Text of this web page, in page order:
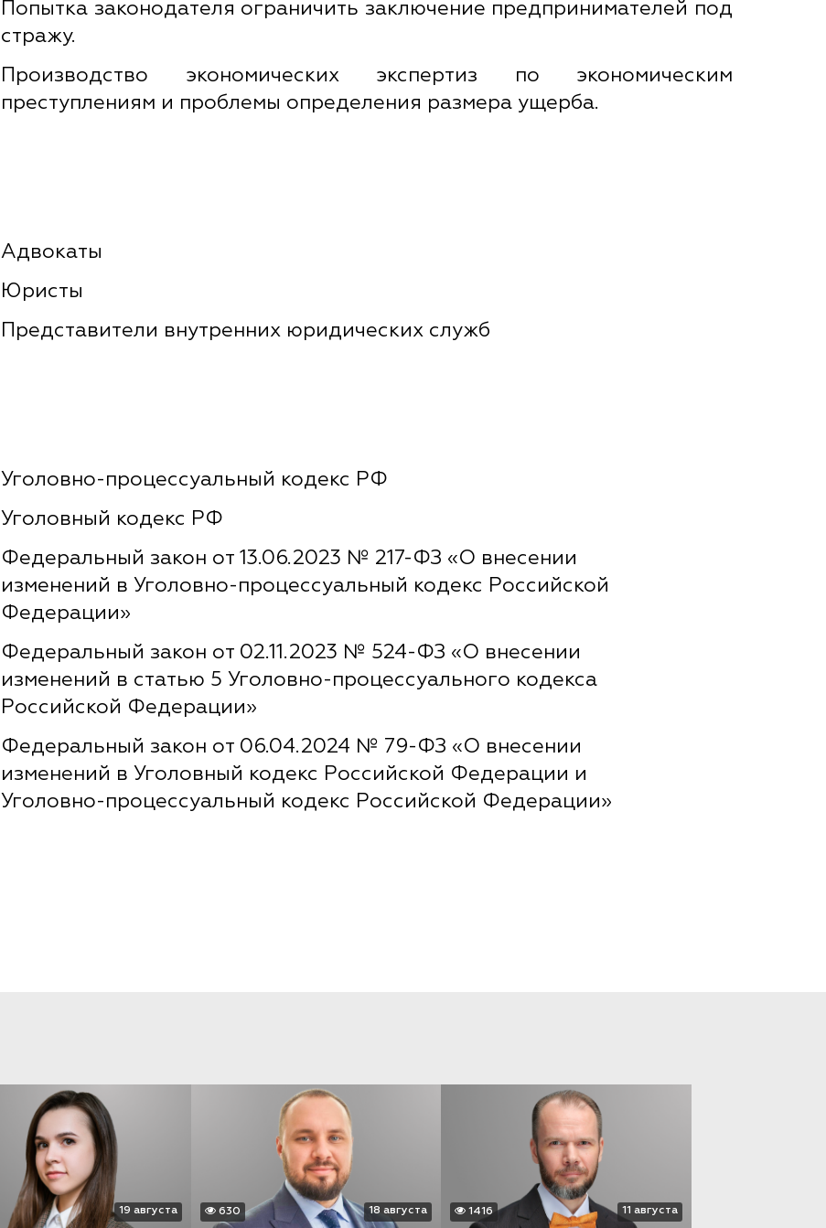
Попытка законодателя ограничить заключение предпринимателей под
стражу.
Производство экономических экспертиз по экономическим
преступлениям и проблемы определения размера ущерба.
Адвокаты
Юристы
Представители внутренних юридических служб
Уголовно-процессуальный кодекс РФ
Уголовный кодекс РФ
Федеральный закон от 13.06.2023 № 217-ФЗ «О внесении
изменений в Уголовно-процессуальный кодекс Российской
Федерации»
Федеральный закон от 02.11.2023 № 524-ФЗ «О внесении
изменений в статью 5 Уголовно-процессуального кодекса
Российской Федерации»
Федеральный закон от 06.04.2024 № 79-ФЗ «О внесении
изменений в Уголовный кодекс Российской Федерации и
Уголовно-процессуальный кодекс Российской Федерации»
19 августа 630 18 августа 1416 11 августа